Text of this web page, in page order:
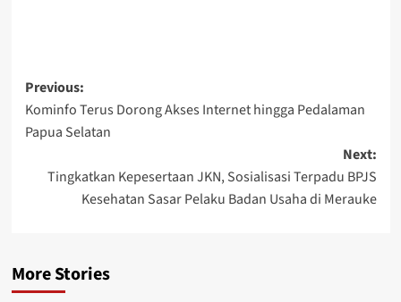
Post
navigation
Previous:
Kominfo Terus Dorong Akses Internet hingga Pedalaman
Papua Selatan
Next:
Tingkatkan Kepesertaan JKN, Sosialisasi Terpadu BPJS
Kesehatan Sasar Pelaku Badan Usaha di Merauke
More Stories